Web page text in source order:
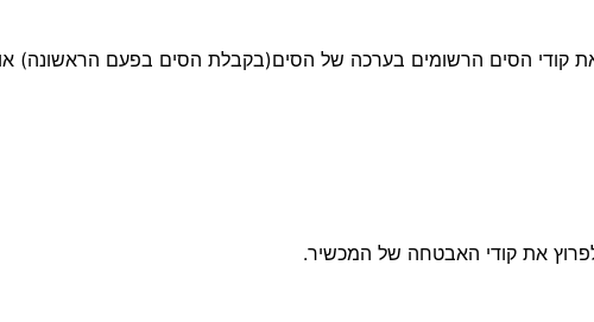
קודי הסים הרשומים בערכה של הסים(בקבלת הסים בפעם הראשונה)
את קודי האבטחה של המכשיר.